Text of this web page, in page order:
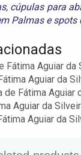
, cúpulas para
Palmasespots
Fátima Aguiar da
Aguiar da
de Fátima Aguiar
Aguiar da
Aguiar da